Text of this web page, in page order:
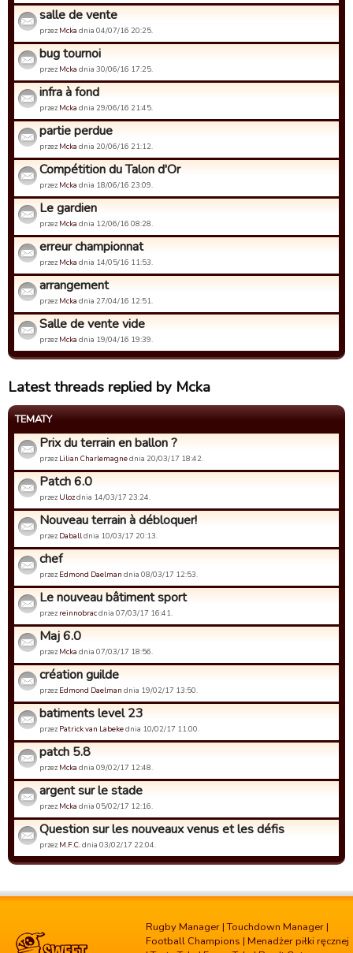
salle de vente
przez Mcka dnia 04/07/16 20:25.
bug tournoi
przez Mcka dnia 30/06/16 17:25.
infra à fond
przez Mcka dnia 29/06/16 21:45.
partie perdue
przez Mcka dnia 20/06/16 21:12.
Compétition du Talon d'Or
przez Mcka dnia 18/06/16 23:09.
Le gardien
przez Mcka dnia 12/06/16 08:28.
erreur championnat
przez Mcka dnia 14/05/16 11:53.
arrangement
przez Mcka dnia 27/04/16 12:51.
Salle de vente vide
przez Mcka dnia 19/04/16 19:39.
Latest threads replied by Mcka
TEMATY
Prix du terrain en ballon ?
przez Lilian Charlemagnednia 20/03/17 18:42.
Patch 6.0
przez Ulozdnia 14/03/17 23:24.
Nouveau terrain à débloquer!
przez Daballdnia 10/03/17 20:13.
chef
przez Edmond Daelman dnia 08/03/17 12:53.
Le nouveau bâtiment sport
przez reinnobracdnia 07/03/17 16:41.
Maj 6.0
przez Mcka dnia 07/03/17 18:56.
création guilde
przez Edmond Daelman dnia 19/02/17 13:50.
batiments level 23
przez Patrick van Labekednia 10/02/17 11:00.
patch 5.8
przez Mcka dnia 09/02/17 12:48.
argent sur le stade
przez Mcka dnia 05/02/17 12:16.
Question sur les nouveaux venus et les défis
przez M.F.C.dnia 03/02/17 22:04.
Rugby Manager |Touchdown Manager |
Football Champions | Menadżer piłki ręcznej